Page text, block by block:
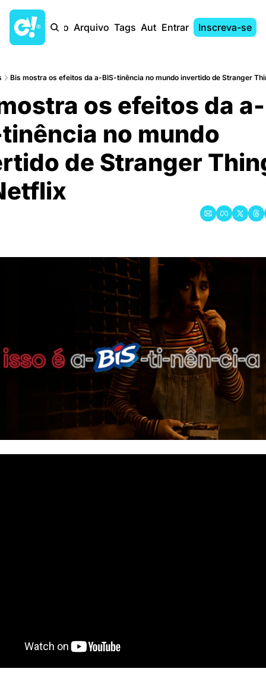
Início Arquivo Tags AutoresEntrar Inscreva-se
Bis mostra os efeitos da a-BIS-tinência no mundo invertido de Stranger
os efeitos da a-
no mundo
de Stranger